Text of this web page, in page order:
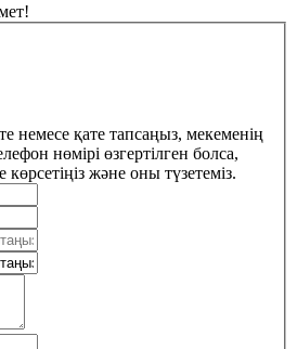
немесе қате тапсаңыз, мекеменің
нөмірі өзгертілген болса,
және оны түзетеміз.